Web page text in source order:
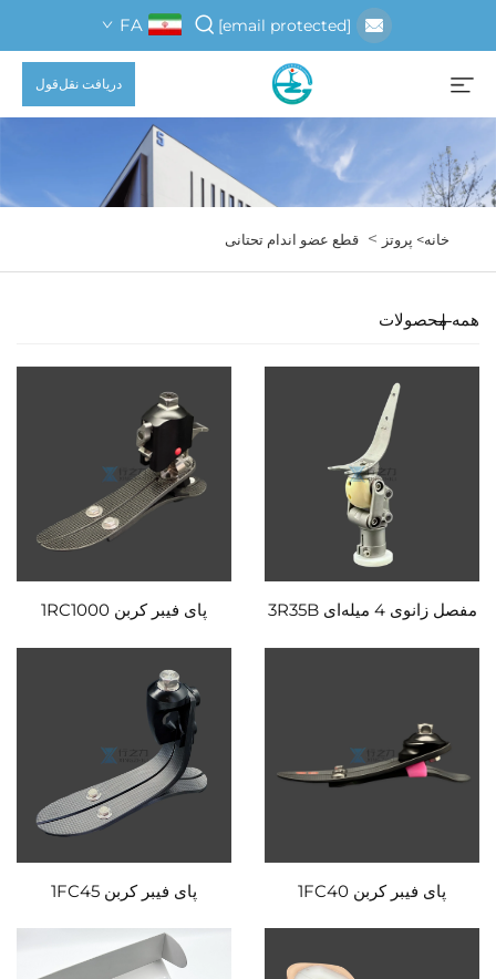
[email protected]
FA
دریافت نقل‌قول
خانه> پروتز > قطع عضو اندام تحتانی
همه محصولات
مفصل زانوی 4 میله‌ای 3R35B پای فیبر کربن 1RC1000
پای فیبر کربن 1FC40 پای فیبر کربن 1FC45